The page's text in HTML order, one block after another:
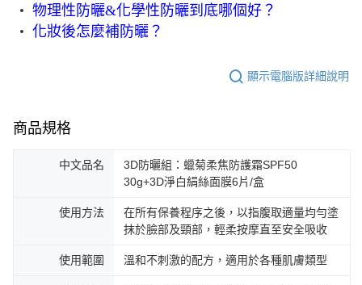
物理性防曬&化學性防曬到底哪個好？
化妝後怎麼補防曬？
顯示電腦版詳細說明
商品規格
中文品名
3D防曬組：蠟菊柔焦防護霜SPF50
30g+3D淨白絹絲面膜6片/盒
使用方法
在所有保養程序之後，以指腹取適量均勻塗
抹於臉部及頸部，輕柔按摩直至安全吸收
使用範圍 溫和不刺激的配方，適用於各種肌膚類型